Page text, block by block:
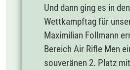
Und dann ging es in
Wettkampftag für
Maximilian Follmann
Bereich Air Rifle Men
souveränen 2. Platz